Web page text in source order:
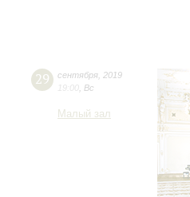
29 сентября 2019
19:00 Вс
Малый зал